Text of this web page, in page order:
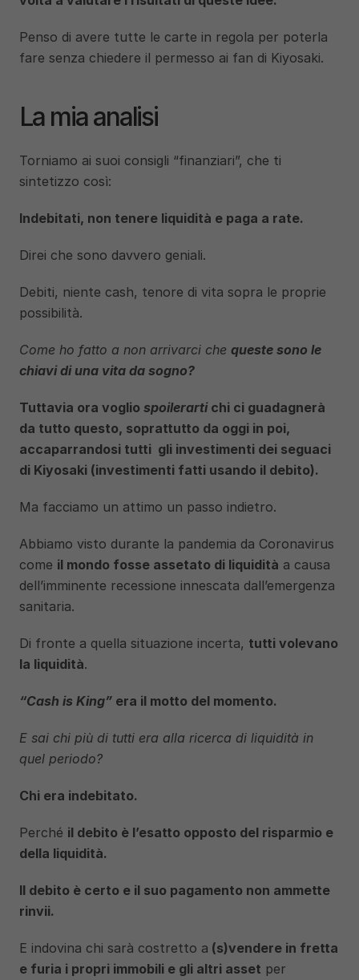
Penso di avere tutte le carte in regola per poterla
fare senza chiedere il permesso ai fan di Kiyosaki.
La mia analisi
Torniamo ai suoi consigli “finanziari”, che ti
sintetizzo così:
Indebitati, non tenere liquidità e paga a rate.
Direi che sono davvero geniali.
Debiti, niente cash, tenore di vita sopra le proprie
possibilità.
Come ho fatto a non arrivarci che queste sono le
chiavi di una vita da sogno?
Tuttavia ora voglio spoilerarti chi ci guadagnerà
da tutto questo, soprattutto da oggi in poi,
accaparrandosi tutti  gli investimenti dei seguaci
di Kiyosaki (investimenti fatti usando il debito).
Ma facciamo un attimo un passo indietro.
Abbiamo visto durante la pandemia da Coronavirus
come il mondo fosse assetato di liquidità a causa
dell’imminente recessione innescata dall’emergenza
sanitaria.
Di fronte a quella situazione incerta, tutti volevano
la liquidità.
“Cash is King” era il motto del momento.
E sai chi più di tutti era alla ricerca di liquidità in
quel periodo?
Chi era indebitato.
Perché il debito è l’esatto opposto del risparmio e
della liquidità.
Il debito è certo e il suo pagamento non ammette
rinvii.
E indovina chi sarà costretto a (s)vendere in fretta
e furia i propri immobili e gli altri asset per